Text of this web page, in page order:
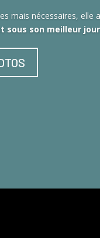
mais nécessaires, elle
sous son meilleur jour